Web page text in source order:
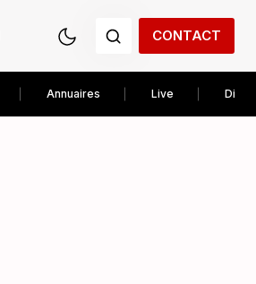
CONTACT
Annuaires Live